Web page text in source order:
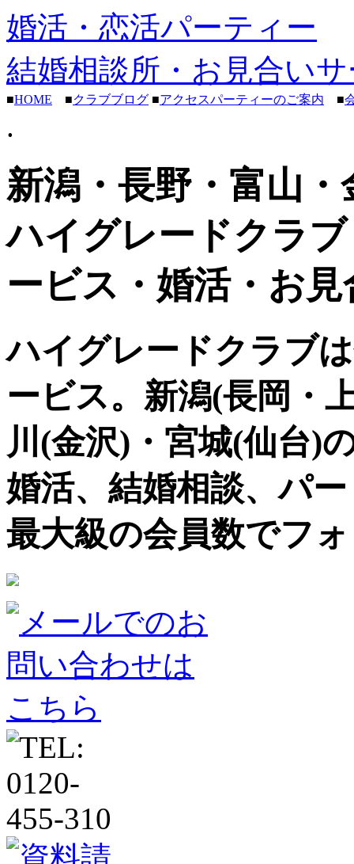
婚活・恋活パーティー
結婚相談所・お見合い
■HOME ■クラブブログ ■アクセスパーティーのご案内 ■
.
新潟・長野・富山
ハイグレードクラ
ービス・婚活・お見
ハイグレードクラブ
ービス。新潟(長岡・
川(金沢)・宮城(仙台)
婚活、結婚相談、パ
最大級の会員数でフ